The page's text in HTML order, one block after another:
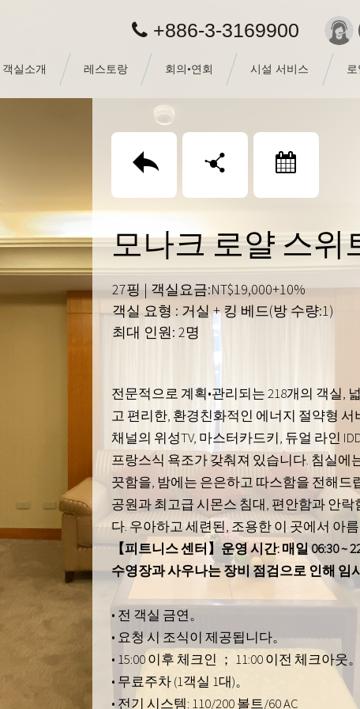
+886-3-3169900
객실소개 레스토랑 회의•연회 시설 서비스
回上頁 分享 訂房
모나크 로얄 스위
27핑 | 객실요금:NT$19,000+10%
객실 요형 : 거실 + 킹 베드(방 수량:1)
최대 인원: 2명
전문적으로 계획•관리되는 218개의 객실,
고 편리한, 환경친화적인 에너지 절약형
채널의 위성TV, 마스터카드키, 듀얼 라인
프랑스식 욕조가 갖춰져 있습니다. 침실에
끗함을, 밤에는 은은하고 따스함을 전해드
공원과 최고급 시몬스 침대, 편안함과 안
다. 우아하고 세련된, 조용한 이 곳에서 아
【피트니스 센터】운영 시간: 매일 06:30 ~
수영장과 사우나는 장비 점검으로 인해 임
• 전 객실 금연。
• 요청 시 조식이 제공됩니다。
• 15:00 이후 체크인 ； 11:00 이전 체크아웃。
• 무료주차 (1객실 1대)。
• 전기 시스템: 110/200 볼트/60 AC